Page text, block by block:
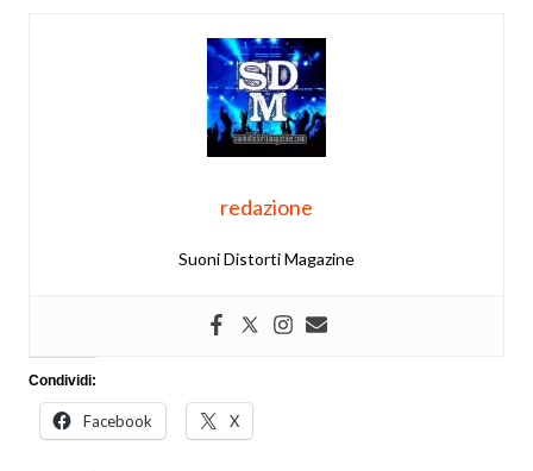
redazione
Suoni Distorti Magazine
Condividi:
Facebook X